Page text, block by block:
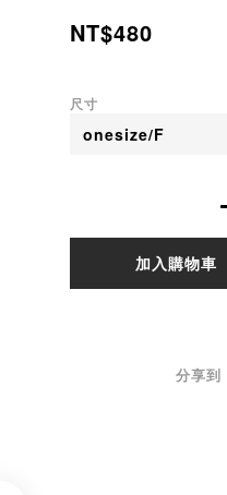
NT$480
尺寸
加入購物車
分享到